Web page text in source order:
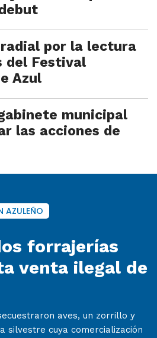
por la lectura
del Festival
Azul
municipal
las acciones de
AZULEÑO
forrajerías
venta ilegal de
aves, un zorrillo y
silvestre cuya comercialización